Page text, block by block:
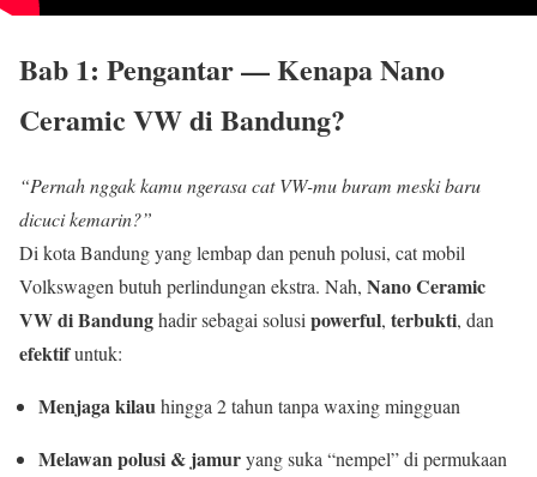
Bab 1: Pengantar — KenapaNano
Ceramic VW di Bandung?
“Pernah nggak kamu ngerasa cat VW-mu buram meski baru
dicuci kemarin?”
Di kota Bandung yang lembap dan penuh polusi, cat mobil
Volkswagen butuh perlindungan ekstra. Nah, Nano Ceramic
VW di Bandunghadir sebagai solusi powerful, terbukti, dan
efektifuntuk:
Menjaga kilau hingga 2 tahun tanpa waxing mingguan
Melawan polusi & jamuryang suka “nempel” di permukaan